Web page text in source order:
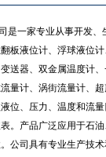
一家专业从事开发、
板液位计、浮球液位
送器、双金属温度计
量计、涡街流量计、
位、压力、温度和流
。产品广泛应用于石
公司具有专业生产技
列玻璃板
UHK57连